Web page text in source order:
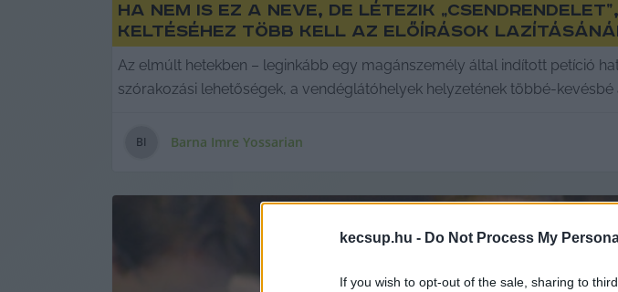
kecsup.hu - Do Not Process My
If you wish to opt-out of the sale, sharing to
Ha nem is ez a neve, de létezik
keltéséhez több kell az előírások
Az elmúlt hetekben – leginkább egy magánszemély által indított petíció
szórakozási lehetőségek, a vendéglátóhelyek helyzetének többé-
BI Barna Imre Yossarian